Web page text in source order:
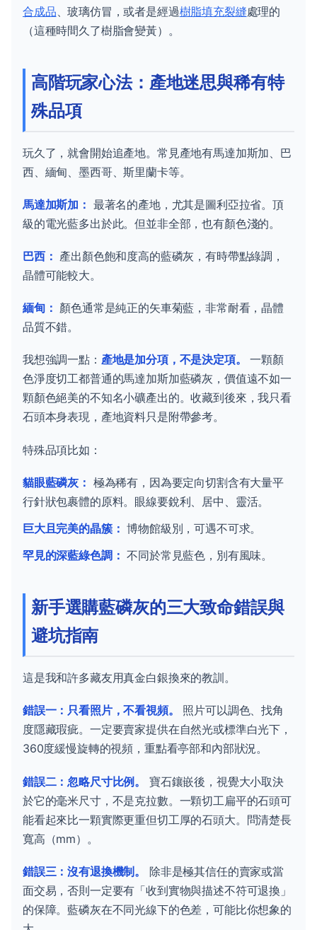
合成品 、玻璃仿冒，或者是經過樹脂填充裂縫處理的
（這種時間久了樹脂會變黃）。
高階玩家心法：產地迷思與稀有特
殊品項
玩久了，就會開始追產地。常見產地有馬達加斯加、巴
西、緬甸、墨西哥、斯里蘭卡等。
馬達加斯加： 最著名的產地，尤其是圖利亞拉省。頂
級的電光藍多出於此。但並非全部，也有顏色淺的。
巴西： 產出顏色飽和度高的藍磷灰，有時帶點綠調，
晶體可能較大。
緬甸： 顏色通常是純正的矢車菊藍，非常耐看，晶體
品質不錯。
我想強調一點： 產地是加分項，不是決定項。
一顆顏
色淨度切工都普通的馬達加斯加藍磷灰，價值遠不如一
顆顏色絕美的不知名小礦產出的。收藏到後來，我只看
石頭本身表現，產地資料只是附帶參考。
特殊品項比如：
貓眼藍磷灰： 極為稀有，因為要定向切割含有大量平
行針狀包裹體的原料。眼線要銳利、居中、靈活。
巨大且完美的晶簇： 博物館級別，可遇不可求。
罕見的深藍綠色調： 不同於常見藍色，別有風味。
新手選購藍磷灰的三大致命錯誤與
避坑指南
這是我和許多藏友用真金白銀換來的教訓。
錯誤一：只看照片，不看視頻。
照片可以調色、找角
度隱藏瑕疵。一定要賣家提供在自然光或標準白光下，
360度緩慢旋轉的視頻，重點看亭部和內部狀況。
錯誤二：忽略尺寸比例。
寶石鑲嵌後，視覺大小取決
於它的毫米尺寸，不是克拉數。一顆切工扁平的石頭可
能看起來比一顆實際更重但切工厚的石頭大。問清楚長
寬高（mm）。
錯誤三：沒有退換機制。
除非是極其信任的賣家或當
面交易，否則一定要有「收到實物與描述不符可退換」
的保障。藍磷灰在不同光線下的色差，可能比你想象的